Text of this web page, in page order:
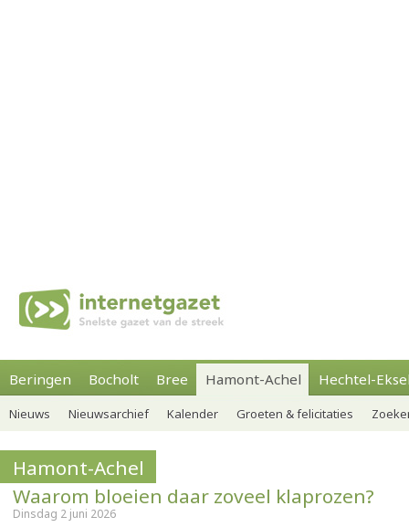
Beringen Bocholt Bree Hamont-Achel Hechtel-
Nieuws Nieuwsarchief Kalender Groeten & felicitaties
Hamont-Achel
Waarom bloeien daar zoveel klaprozen?
Dinsdag 2 juni 2026